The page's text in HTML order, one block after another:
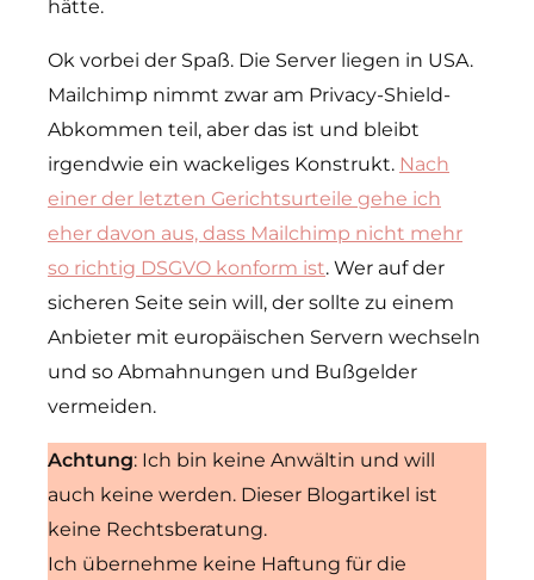
hätte.
Ok vorbei der Spaß. Die Server liegen in USA.
Mailchimp nimmt zwar am Privacy-Shield-
Abkommen teil, aber das ist und bleibt
irgendwie ein wackeliges Konstrukt. Nach
einer der letzten Gerichtsurteile gehe ich
eher davon aus, dass Mailchimp nicht mehr
so richtig DSGVO konform ist. Wer auf der
sicheren Seite sein will, der sollte zu einem
Anbieter mit europäischen Servern wechseln
und so Abmahnungen und Bußgelder
vermeiden.
Achtung: Ich bin keine Anwältin und will
auch keine werden. Dieser Blogartikel ist
keine Rechtsberatung.
Ich übernehme keine Haftung für die